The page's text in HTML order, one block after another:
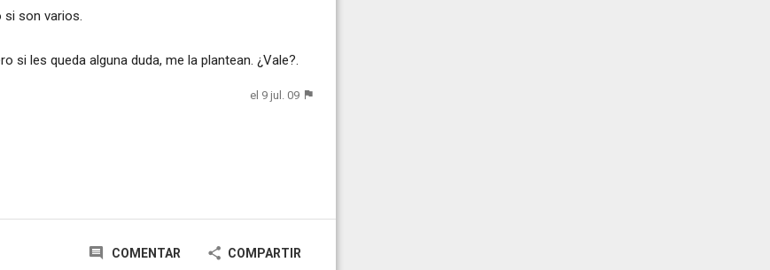
si son varios.
si les queda alguna duda, me la plantean. ¿Vale?.
el 9 jul. 09
COMENTAR COMPARTIR